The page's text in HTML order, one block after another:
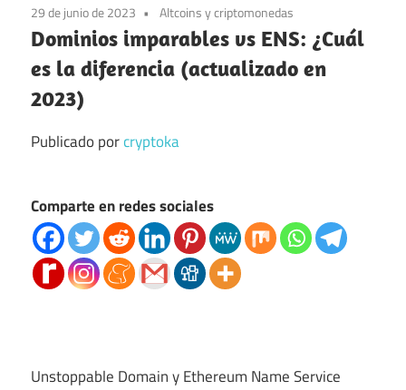
29 de junio de 2023 Altcoins y criptomonedas
Dominios imparables vs ENS: ¿Cuál
es la diferencia (actualizado en
2023)
Publicado porcryptoka
Comparte en redes sociales
Unstoppable Domain y Ethereum Name Service